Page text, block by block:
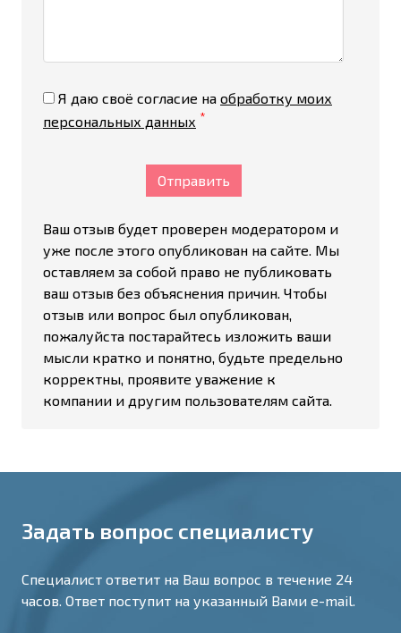
Я даю своё согласие на обработку моих
персональных данных *
Отправить
Ваш отзыв будет проверен модератором и
уже после этого опубликован на сайте. Мы
оставляем за собой право не публиковать
ваш отзыв без объяснения причин. Чтобы
отзыв или вопрос был опубликован,
пожалуйста постарайтесь изложить ваши
мысли кратко и понятно, будьте предельно
корректны, проявите уважение к
компании и другим пользователям сайта.
Задать вопрос специалисту
Специалист ответит на Ваш вопрос в течение 24
часов. Ответ поступит на указанный Вами e-mail.